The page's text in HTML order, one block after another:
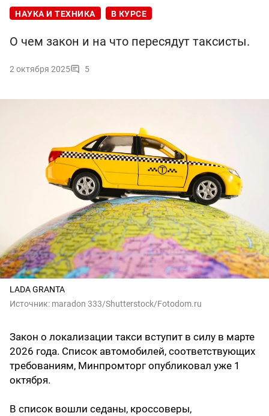
НАУКА И ТЕХНИКА В КУРСЕ
О чем закон и на что пересядут таксисты.
2 октября 2025 5
LADA GRANTA
Источник: maradon 333/Shutterstock/Fotodom.ru
Закон о локализации такси вступит в силу в марте
2026 года. Список автомобилей, соответствующих
требованиям, Минпромторг опубликовал уже 1
октября.
В список вошли седаны, кроссоверы,